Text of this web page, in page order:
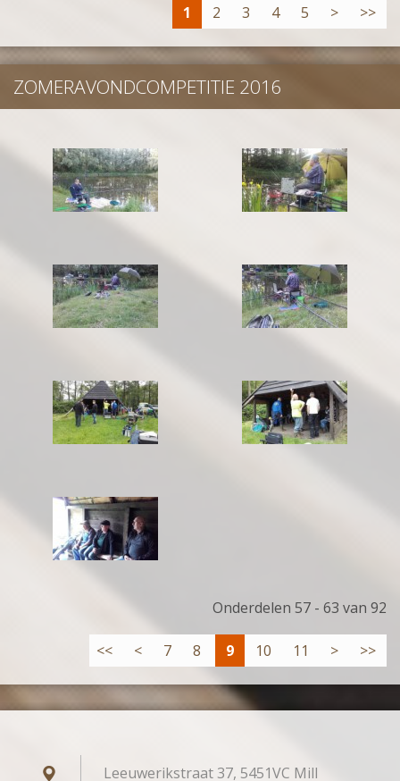
1 2 3 4 5 > >>
ZOMERAVONDCOMPETITIE 2016
Onderdelen 57 - 63 van 92
<< < 7 8 9 10 11 > >>
Leeuwerikstraat 37, 5451VC Mill